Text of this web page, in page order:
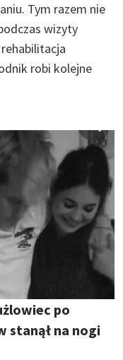
Tym razem nie
wizyty
robi kolejne
po
stanął na nogi